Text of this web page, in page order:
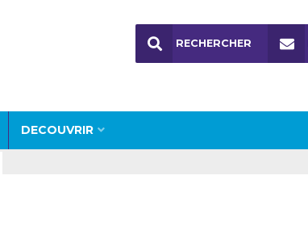
DECOUVRIR
RECHERCHER